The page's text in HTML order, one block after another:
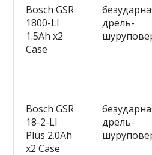
Bosch GSR
1800-LI
1.5Ah x2
Case
дрель-
Bosch GSR
18-2-LI
Plus 2.0Ah
x2 Case
дрель-